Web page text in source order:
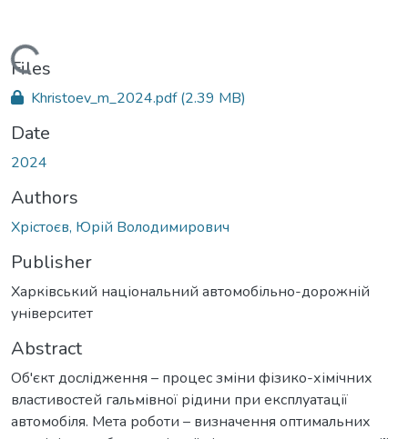
Loading...
Files
Khristoev_m_2024.pdf(2.39 MB)
Date
2024
Authors
Хрістоєв, Юрій Володимирович
Publisher
Харківський національний автомобільно-дорожній
університет
Abstract
Об'єкт дослідження – процес зміни фізико-хімічних
властивостей гальмівної рідини при експлуатації
автомобіля. Мета роботи – визначення оптимальних